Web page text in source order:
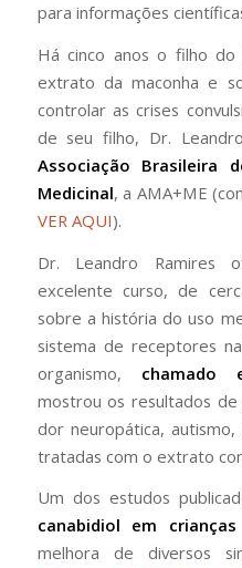
para informações
Há cinco anos o filho do
extrato da maconha e
controlar as crises
de seu filho, Dr.
Associação Brasileira
Medicinal, a AMA+ME
VER AQUI).
Dr. Leandro Ramires
excelente curso, de
sobre a história do uso
sistema de receptores
organismo, chamado
mostrou os resultados de
dor neuropática,
tratadas com o extrato
Um dos estudos
canabidiol em
melhora de diversos